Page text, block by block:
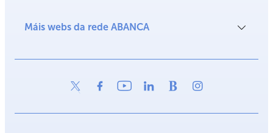
Máis webs da rede ABANCA